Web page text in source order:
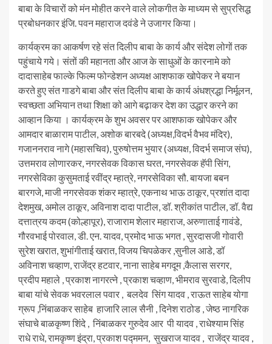
बाबा के विचारों को मंन मोहीत करने वाले लोकगीत के माध्यम से सुप्रसिद्ध
प्रबोधनकार इंजि. पवन महाराज दवंडे ने उजागर किया।
कार्यक्रम का आकर्षण रहे संत दिलीप बाबा के कार्य और संदेश लोगों तक
पहुंचाये गये। संतों की महानता और आज के साधुओं के कारनामे को
दादासाहेब फाल्के फिल्म फोन्डेशन अध्यक्ष आशफाक खोपेकर ने बयान
करते हुए संत गाडगे बाबा और संत दिलीप बाबा के कार्य अंधश्रद्धा निर्मूलन,
स्वच्छता अभियान तथा शिक्षा को आगे बढ़ाकर देश का उद्धार करने का
आव्हान किया । कार्यक्रम के शुभ अवसर पर आशफाक खोपेकर और
आमदार बाळाराम पाटील, अशोक बारबदे (अध्यक्ष,विदर्भ वैभव मंदिर),
गजाननराव नागे (महासचिव), पुरुषोत्तम भुयार (अध्यक्ष, विदर्भ समाज संघ),
उत्तमराव लोणारकर, नगरसेवक विकास घरत, नगरसेवक हॅपी सिंग,
नगरसेविका कुसुमताई रवींद्र म्हात्रे, नगरसेविका सौ. बायजा बबन
बारगजे, माजी नगरसेवक शंकर म्हात्रे, एकनाथ भाऊ ठाकूर, प्रशांत दादा
देशमुख, अमोल ठाकूर, अविनाश दादा पाटील, डॉ. श्रीकांत पाटील, डॉ. वैद्य
दत्तात्रय कदम (कोल्हापूर), राजाराम शेलार महाराज, अरुणाताई गावंडे,
गौरवभाई पोरवाल, डी. एन. यादव, प्रमोद भाऊ भगत , सुरदासजी गोवारी
सुरेश खरात, शुभांगीताई खरात, विजय चिपळेकर ,सुनील आडे, डॉ
अविनाश चव्हाण, राजेंद्र हटवार, नाना साहेब मगदूम ,कैलास सरगर,
प्रदीप महाले , प्रकाश नागरत्ने , प्रकाश चव्हाण, भीमराव सुरवाडे, दिलीप
बाबा यांचे सेवक भवरलाल पवार , बलदेव सिंग यादव , राऊत साहेब योगा
ग्रूप ,निंबाळकर साहेब हाजारि लाल सैनी , दिनेश राठोड , जेष्ठ नागरिक
संघाचे बाळकृष्ण शिंदे , निंबाळकर गुरुदेव आर पी यादव , राधेश्याम सिंह
राधे राधे, रामकृष्ण इंद्रा, प्रकाश पद्ममन, सुखराज यादव , राजेंद्र यादव ,